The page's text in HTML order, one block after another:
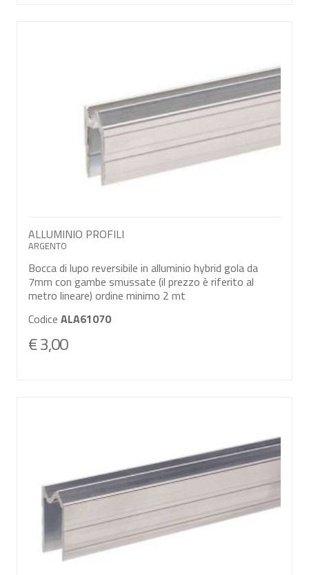
ALLUMINIO PROFILI
ARGENTO
Bocca di lupo reversibile in alluminio hybrid gola da
7mm con gambe smussate (il prezzo è riferito al
metro lineare) ordine minimo 2 mt
Codice ALA61070
€ 3,00